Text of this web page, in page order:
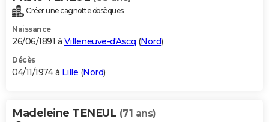
Créer une cagnotte obsèques
Naissance
26/06/1891 à Villeneuve-d'Ascq (Nord)
Décès
04/11/1974 à Lille (Nord)
Madeleine TENEUL (71 ans)